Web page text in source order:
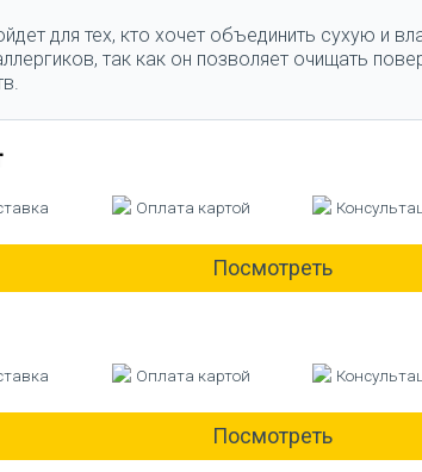
для тех, кто хочет объединить сухую и
так как он позволяет очищать
Оплата картой
Посмотреть
Оплата картой
Посмотреть